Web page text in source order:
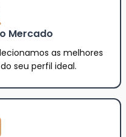
Mercado
as melhores
seu perfil ideal.